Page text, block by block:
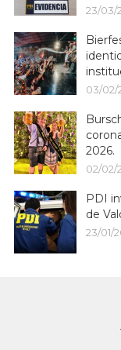
23/03/
03/02/
2026.
02/02/
PDI
de
23/01/